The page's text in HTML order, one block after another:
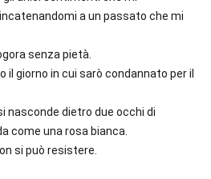
a un passato che mi
senza pietà.
il giorno in cui sarò condannato per il
nasconde dietro due occhi di
come una rosa bianca.
si può resistere.